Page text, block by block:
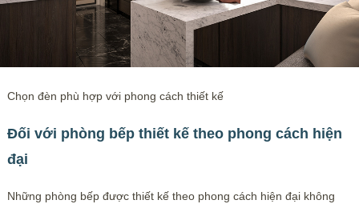
Chọn đèn phù hợp với phong cách thiết kế
Đối với phòng bếp thiết kế theo phong cách hiện
đại
Những phòng bếp được thiết kế theo phong cách hiện đại không